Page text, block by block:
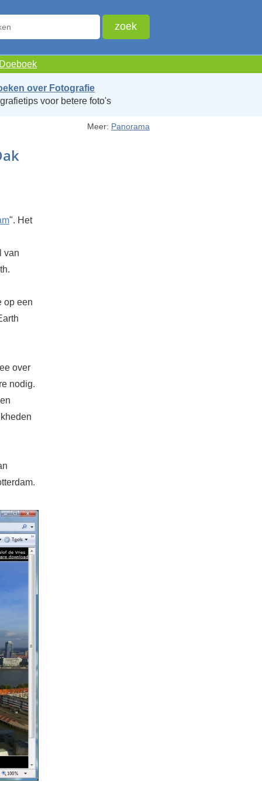
over Fotografie
voor betere foto's
Meer: Panorama
". Het
van
op een
over
nodig.